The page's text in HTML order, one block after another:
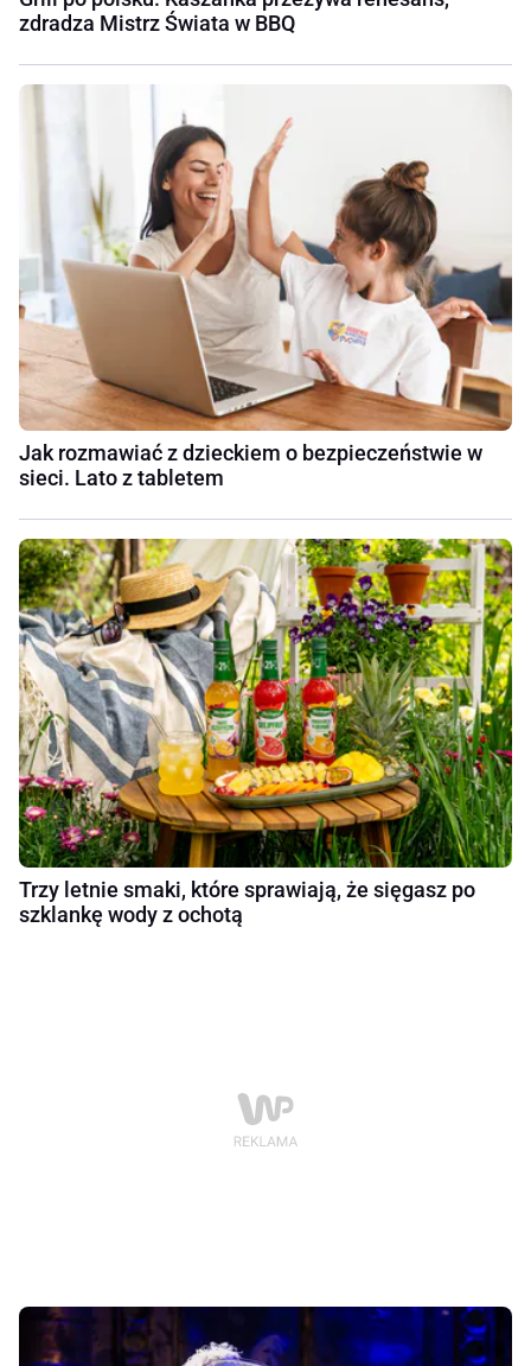
zdradza Mistrz Świata w BBQ
Jak rozmawiać z dzieckiem o bezpieczeństwie w
sieci. Lato z tabletem
Trzy letnie smaki, które sprawiają, że sięgasz po
szklankę wody z ochotą